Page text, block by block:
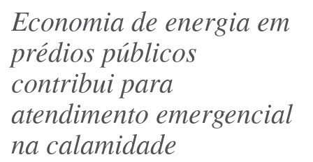
Economia de energia em
prédios públicos
contribui para
atendimento emergencial
na calamidade